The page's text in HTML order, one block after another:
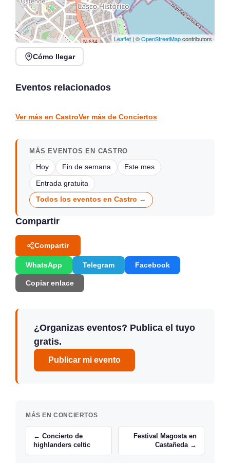
Leaflet | ©OpenStreetMapcontributors
Cómo llegar
Eventos relacionados
Rosana Garín en directo
Colindres
Ver más en CastroVer más de Conciertos
MÁS EVENTOS EN CASTRO
Hoy Fin de semana Este mes
Entrada gratuita
Todos los eventos en Castro →
Compartir
Compartir
WhatsApp Telegram Facebook
Copiar enlace
¿Organizas eventos? Publica el tuyo
gratis.
Publicar mi evento
MÁS EN CONCIERTOS
← Concierto de
highlanders celtic
Festival Magosta en
Castañeda →